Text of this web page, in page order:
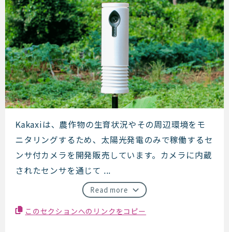
KAKAXI
Kakaxiは、農作物の生育状況やその周辺環境をモ
ニタリングするため、太陽光発電のみで稼働するセ
ンサ付カメラを開発販売しています。カメラに内蔵
されたセンサを通じて ...
Read more
このセクションへのリンクをコピー